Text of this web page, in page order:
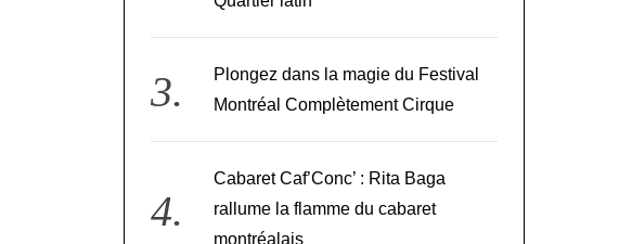
Plongez dans la magie du Festival
Montréal Complètement Cirque
Cabaret Caf’Conc’ : Rita Baga
rallume la flamme du cabaret
montréalais